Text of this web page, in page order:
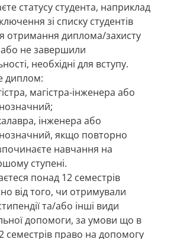
статусу студента, наприклад
зі списку студентів
отримання диплома/захисту
не завершили
необхідні для вступу.
диплом:
магістра-інженера або
інженера або
якщо повторно
навчання на
ступені.
понад 12 семестрів
від того, чи отримували
та/або інші види
допомоги, за умови що в
семестрів право на допомогу